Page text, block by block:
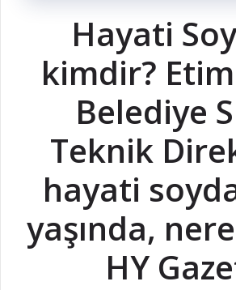
Hayati
kimdir?
Belediye
Teknik
hayati
yaşında,
HY